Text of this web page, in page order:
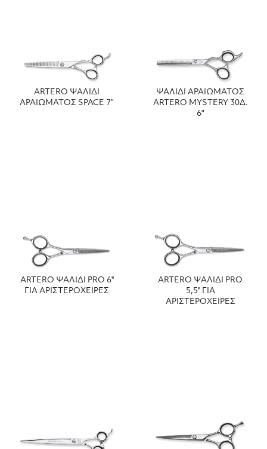
ARTERO ΨΑΛΙΔΙ
ΑΡΑΙΩΜΑΤΟΣ SPACE 7”
ΨΑΛΙΔΙ ΑΡΑΙΩΜΑΤΟΣ
ARTERO MYSTERY 30Δ.
6"
ARTERO ΨΑΛΙΔΙ PRO 6''
ΓΙΑ ΑΡΙΣΤΕΡΟΧΕΙΡΕΣ
ARTERO ΨΑΛΙΔΙ PRO
5,5'' ΓΙΑ
ΑΡΙΣΤΕΡΟΧΕΙΡΕΣ